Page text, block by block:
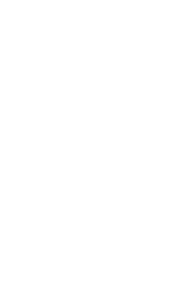
Florentino Pérez ha dejado
prensa más extravagantes
interesados en apartarle del
dar nombres) que está
El show de Florentino
convoca elecciones, carga
y defiende a Valverde y